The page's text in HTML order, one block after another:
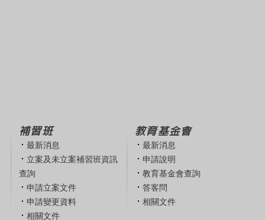
補習班
最新消息
立案及未立案補習班資訊
查詢
申請立案文件
申請變更資料
相關文件
教育基金會
最新消息
申請說明
教育基金會查詢
答客問
相關文件